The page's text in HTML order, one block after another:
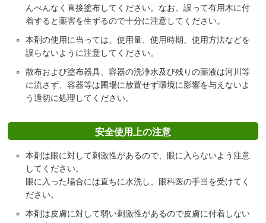
んべんなく直接塗布してください。なお、誤って有用木に付
着すると薬害を生ずるので十分に注意してください。
本剤の使用に当っては、使用量、使用時期、使用方法などを
誤らないように注意してください。
散布および塗布器具、容器の洗浄水及び残りの薬液は河川等
に流さず、容器等は圃場に放置せず環境に影響を与えないよ
う適切に処理してください。
安全使用上の注意
本剤は眼に対して刺激性があるので、眼に入らないよう注意
してください。
眼に入った場合には直ちに水洗し、眼科医の手当を受けてく
ださい。
本剤は皮膚に対して弱い刺激性があるので皮膚に付着しない